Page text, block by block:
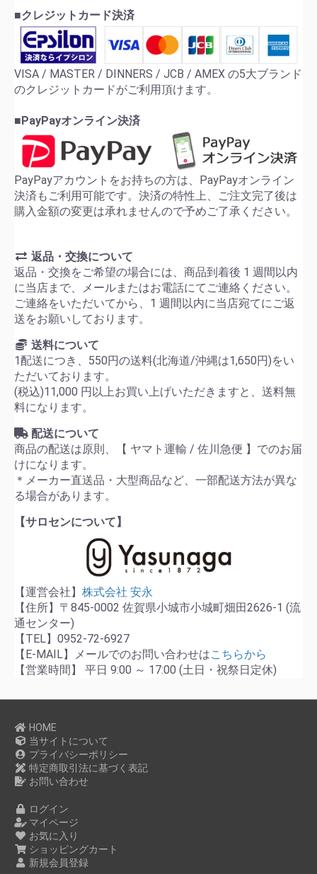
■クレジットカード決済
VISA / MASTER / DINNERS / JCB / AMEX の5大ブランド
のクレジットカードがご利用頂けます。
■PayPayオンライン決済
PayPayアカウントをお持ちの方は、PayPayオンライン
決済もご利用可能です。決済の特性上、ご注文完了後は
購入金額の変更は承れませんので予めご了承ください。
返品・交換について
返品・交換をご希望の場合には、商品到着後 1 週間以内
に当店まで、メールまたはお電話にてご連絡ください。
ご連絡をいただいてから、1 週間以内に当店宛てにご返
送をお願いしております。
送料について
1配送につき、550円の送料(北海道/沖縄は1,650円)をい
ただいております。
(税込)11,000 円以上お買い上げいただきますと、送料無
料になります。
配送について
商品の配送は原則、【 ヤマト運輸 / 佐川急便 】でのお届
けになります。
＊メーカー直送品・大型商品など、一部配送方法が異な
る場合があります。
【サロセンについて】
【運営会社】 株式会社 安永
【住所】〒845-0002 佐賀県小城市小城町畑田2626-1 (流
通センター)
【TEL】0952-72-6927
【E-MAIL】メールでのお問い合わせはこちらから
【営業時間】 平日 9:00 ～ 17:00 (土日・祝祭日定休)
HOME
当サイトについて
プライバシーポリシー
特定商取引法に基づく表記
お問い合わせ
ログイン
マイページ
お気に入り
ショッピングカート
新規会員登録